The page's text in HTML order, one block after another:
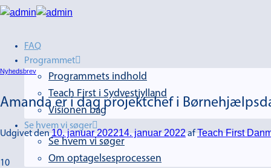
FAQ
Programmet
Programmets indhold
Teach First i Sydvestjylland
Visionen bag
Se hvem vi søger
Se hvem vi søger
Om optagelsesprocessen
Nyhedsbrev
Amanda er i dag projektchef i
Udgivet den10. januar 202214. januar 2022afTeach First
10